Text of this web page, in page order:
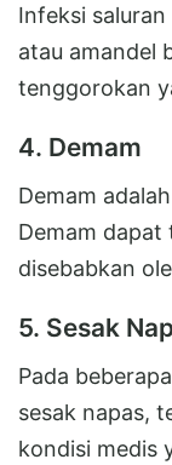
Infeksi
atau amandel
tenggorokan
4. Demam
Demam
Demam dapat
disebabkan
5. Sesak
Pada
sesak napas,
kondisi medis